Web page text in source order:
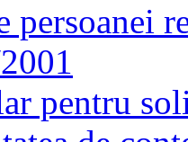
persoanei
pentru